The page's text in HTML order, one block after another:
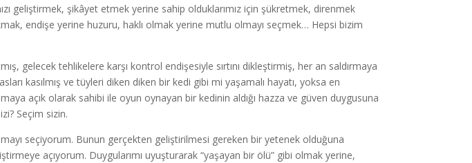
geliştirmek, şikâyet etmek yerine sahip olduklarımız için şükretmek, direnmek
endişe yerine huzuru, haklı olmak yerine mutlu olmayı seçmek… Hepsi bizim
gelecek tehlikelere karşı kontrol endişesiyle sırtını dikleştirmiş, her an saldırmaya
kasılmış ve tüyleri diken diken bir kedi gibi mi yaşamalı hayatı, yoksa en
açık olarak sahibi ile oyun oynayan bir kedinin aldığı hazza ve güven duygusuna
Seçim sizin.
seçiyorum. Bunun gerçekten geliştirilmesi gereken bir yetenek olduğuna
açıyorum. Duygularımı uyuşturarak “yaşayan bir ölü” gibi olmak yerine,